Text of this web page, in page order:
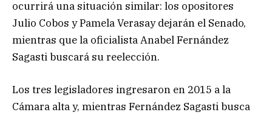
ocurrirá una situación similar: los opositores
Julio Cobos y Pamela Verasay dejarán el Senado,
mientras que la oficialista Anabel Fernández
Sagasti buscará su reelección.
Los tres legisladores ingresaron en 2015 a la
Cámara alta y, mientras Fernández Sagasti busca